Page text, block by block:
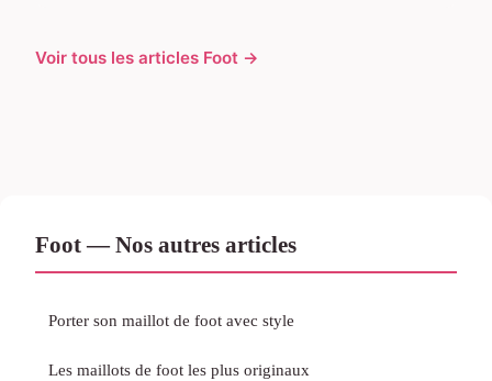
Voir tous les articles Foot →
Foot — Nos autres articles
Porter son maillot de foot avec style
Les maillots de foot les plus originaux